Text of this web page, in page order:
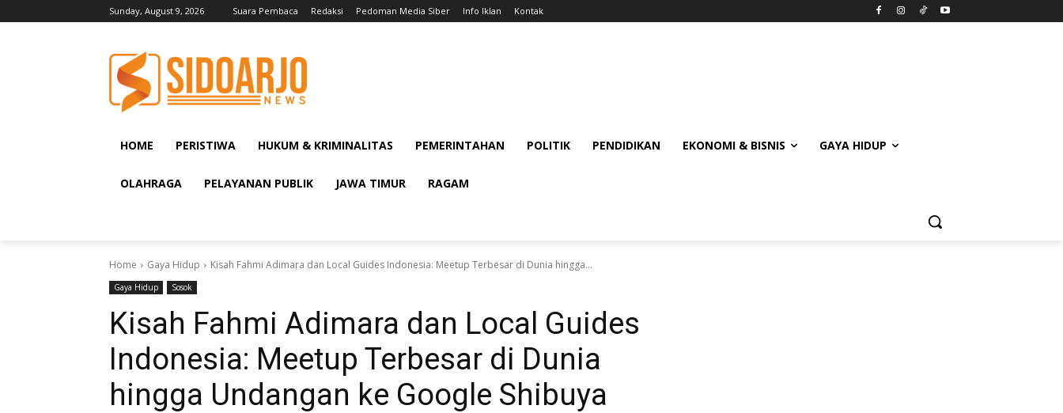
Sunday, August 9, 2026 Suara Pembaca Redaksi Pedoman Media Siber Info Iklan Kontak
HOME PERISTIWA HUKUM & KRIMINALITAS PEMERINTAHAN POLITIK PENDIDIKAN EKONOMI & BISNIS GAYA HIDUP
OLAHRAGA PELAYANAN PUBLIK JAWA TIMUR RAGAM
Home Gaya Hidup Kisah Fahmi Adimara dan Local Guides Indonesia: Meetup Terbesar di Dunia hingga...
Gaya Hidup Sosok
Kisah Fahmi Adimara dan Local Guides
Indonesia: Meetup Terbesar di Dunia
hingga Undangan ke Google Shibuya